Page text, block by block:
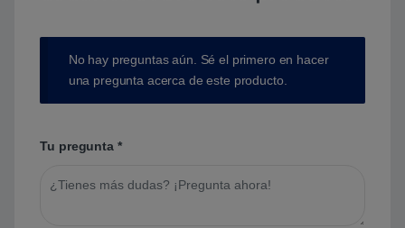
No hay preguntas aún. Sé el primero en hacer
una pregunta acerca de este producto.
Tu pregunta *